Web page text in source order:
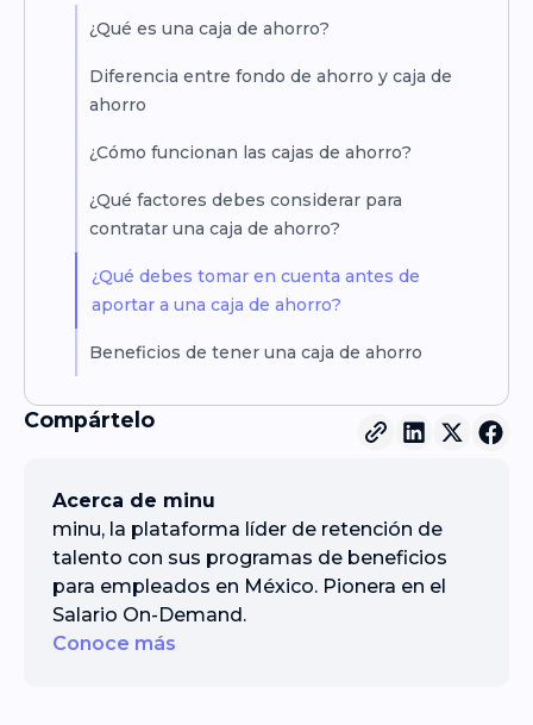
¿Qué es una caja de ahorro?
Diferencia entre fondo de ahorro y caja de
ahorro
¿Cómo funcionan las cajas de ahorro?
¿Qué factores debes considerar para
contratar una caja de ahorro?
¿Qué debes tomar en cuenta antes de
aportar a una caja de ahorro?
Beneficios de tener una caja de ahorro
Compártelo
Acerca de minu
minu, la plataforma líder de retención de
talento con sus programas de beneficios
para empleados en México. Pionera en el
Salario On-Demand.
Conoce más